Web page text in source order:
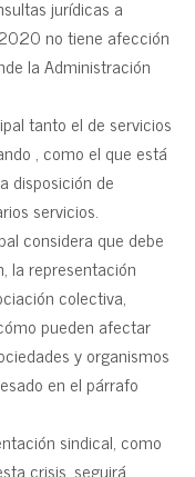
jurídicas a
no tiene afección
la Administración
tanto el de servicios
, como el que está
disposición de
servicios.
considera que debe
la representación
colectiva,
pueden afectar
y organismos
en el párrafo
sindical, como
crisis, seguirá